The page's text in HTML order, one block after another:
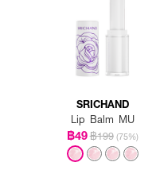
SRICHAND
Lip Balm MU
฿49฿199 (75%)